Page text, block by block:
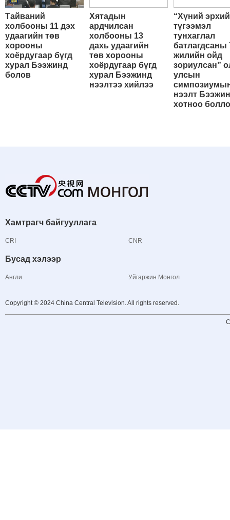
Тайваний
холбооны 11 дэх
удаагийн төв
хорооны
хоёрдугаар бүгд
хурал Бээжинд
болов
Хятадын
ардчилсан
холбооны 13
дахь удаагийн
төв хорооны
хоёрдугаар бүгд
хурал Бээжинд
нээлтээ хийлээ
“Хүний
түгээмэл
тунхаглал
батлагдсаны
жилийн ойд
зориулсан”
улсын
нээлт Бээжин
хотноо
Хамтрагч байгууллага
CRI CNR
Бусад хэлээр
Англи Уйгаржин Монгол
Copyright © 2024 China Central Television. All rights reserved.